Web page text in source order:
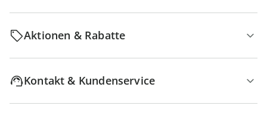
Aktionen & Rabatte
Kontakt & Kundenservice